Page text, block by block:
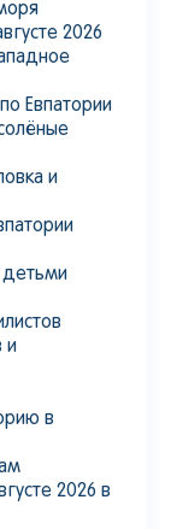
2026
Евпатории
и
детьми
и
в
2026 в